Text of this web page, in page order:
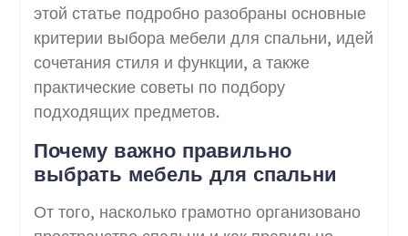
этой статье подробно разобраны основные
критерии выбора мебели для спальни, идей
сочетания стиля и функции, а также
практические советы по подбору
подходящих предметов.
Почему важно правильно
выбрать мебель для спальни
От того, насколько грамотно организовано